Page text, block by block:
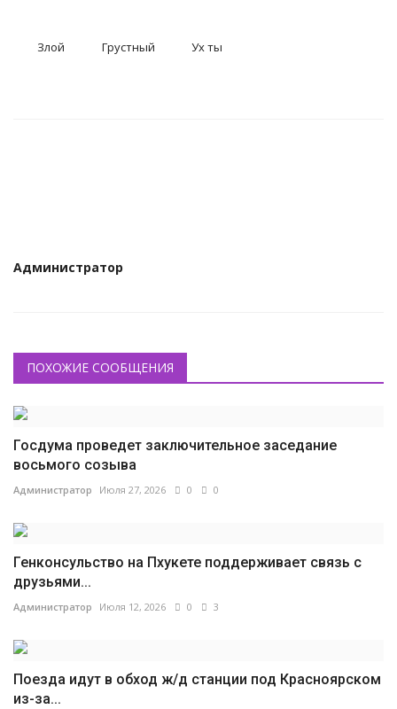
Интересное
Злой Грустный Ух ты
Администратор
ПОХОЖИЕ СООБЩЕНИЯ
Госдума проведет заключительное заседание
восьмого созыва
Администратор Июля 27, 2026 0 0
Генконсульство на Пхукете поддерживает связь с
друзьями...
Администратор Июля 12, 2026 0 3
Поезда идут в обход ж/д станции под Красноярском
из-за...